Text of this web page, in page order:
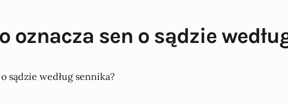
oznacza sen o sądzie